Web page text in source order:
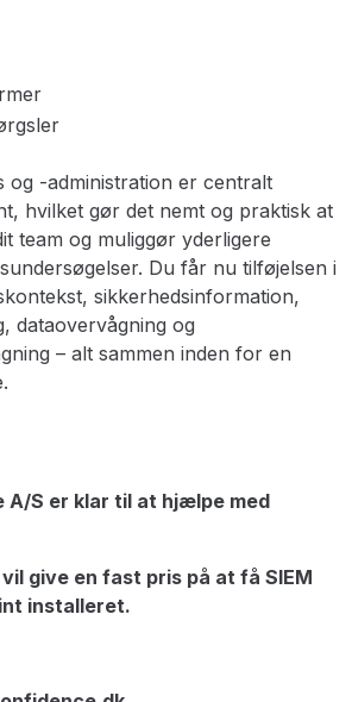
og -administration er centralt
hvilket gør det nemt og praktisk at
team og muliggør yderligere
Du får nu tilføjelsen i
sikkerhedsinformation,
dataovervågning og
– alt sammen inden for en
A/S er klar til at hjælpe med
vil give en fast pris på at få SIEM
installeret.